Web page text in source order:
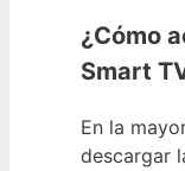
¿Cómo
Smart
En la
descargar